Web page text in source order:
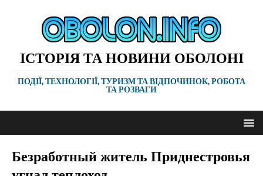
ІСТОРІЯ ТА НОВИНИ ОБОЛОНІ
ПОДІЇ, ТЕХНОЛОГІЇ, ТУРИЗМ ТА ВІДПОЧИНОК, РОБОТА
ТА РОЗВАГИ
Безработный житель Приднестровья